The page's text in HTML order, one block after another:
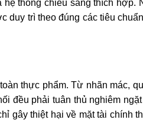
thống chiếu sáng thích hợp.
duy trì theo đúng các tiêu
thực phẩm. Từ nhãn mác,
đều phải tuân thủ nghiêm
gây thiệt hại về mặt tài chính